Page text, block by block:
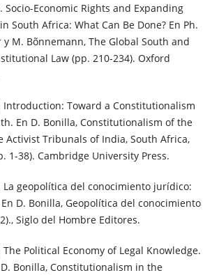
Socio-Economic Rights and Expanding
South Africa: What Can Be Done? En Ph.
y M. Bõnnemann, The Global South and
Law (pp. 210-234). Oxford
Introduction: Toward a Constitutionalism
En D. Bonilla, Constitutionalism of the
Activist Tribunals of India, South Africa,
1-38). Cambridge University Press.
La geopolítica del conocimiento jurídico:
D. Bonilla, Geopolítica del conocimiento
Siglo del Hombre Editores.
The Political Economy of Legal Knowledge.
Bonilla, Constitutionalism in the